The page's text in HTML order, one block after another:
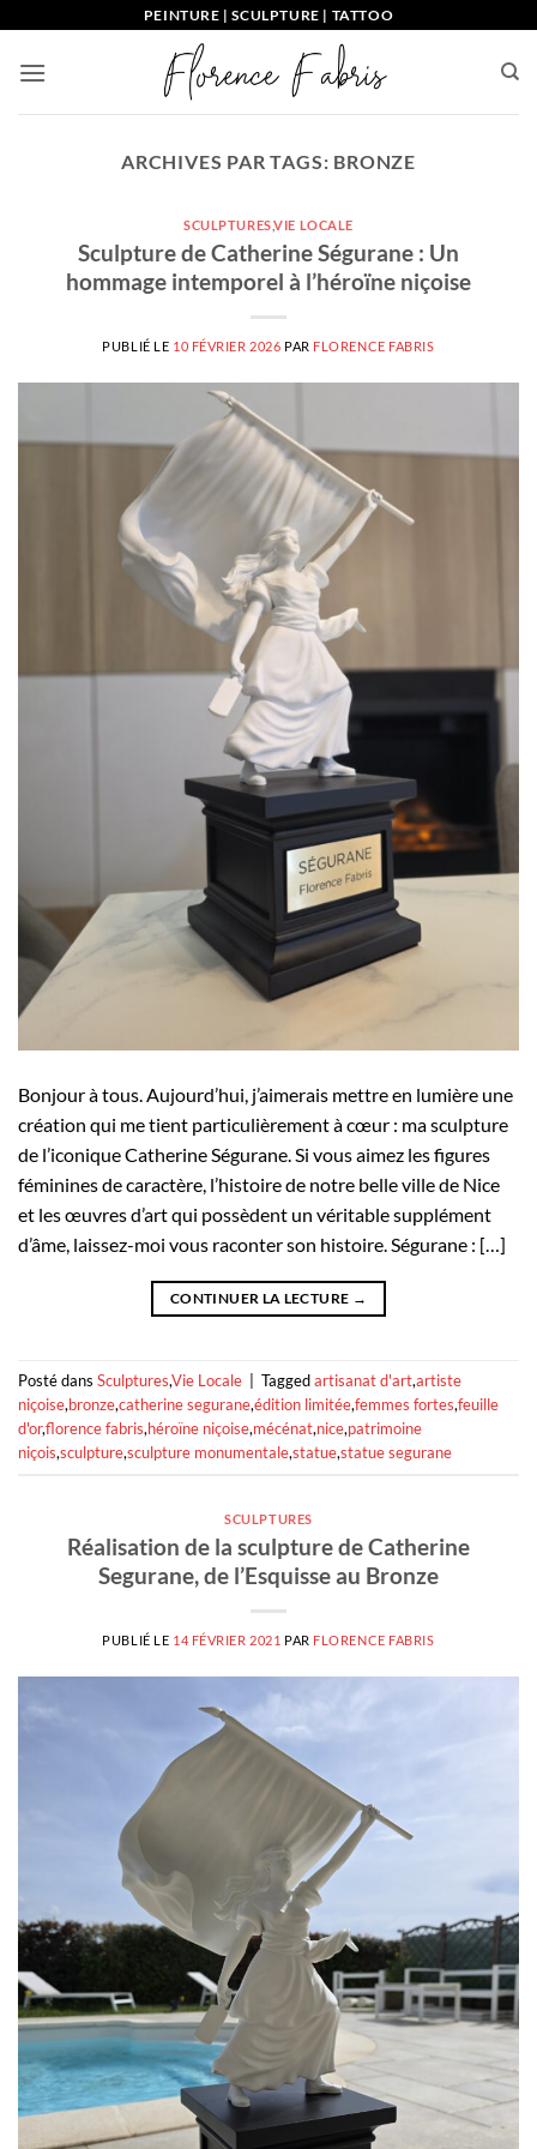
contenu
PEINTURE | SCULPTURE | TATTOO
ARCHIVES PAR TAGS: BRONZE
SCULPTURES,VIE LOCALE
Sculpture de Catherine Ségurane : Un
hommage intemporel à l’héroïne niçoise
PUBLIÉ LE 10 FÉVRIER 2026 PAR FLORENCE FABRIS
Bonjour à tous. Aujourd’hui, j’aimerais mettre en lumière une
création qui me tient particulièrement à cœur : ma sculpture
de l’iconique Catherine Ségurane. Si vous aimez les figures
féminines de caractère, l’histoire de notre belle ville de Nice
et les œuvres d’art qui possèdent un véritable supplément
d’âme, laissez-moi vous raconter son histoire. Ségurane : […]
CONTINUER LA LECTURE →
Posté dans Sculptures,Vie Locale Taggedartisanat d'art,artiste
niçoise,bronze,catherine segurane,édition limitée,femmes fortes,feuille
d'or,florence fabris,héroïne niçoise,mécénat,nice,patrimoine
niçois,sculpture,sculpture monumentale,statue,statue segurane
SCULPTURES
Réalisation de la sculpture de Catherine
Segurane, de l’Esquisse au Bronze
PUBLIÉ LE 14 FÉVRIER 2021 PAR FLORENCE FABRIS